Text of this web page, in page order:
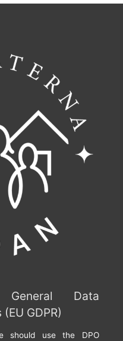
General Data
GDPR)
should use the DPO